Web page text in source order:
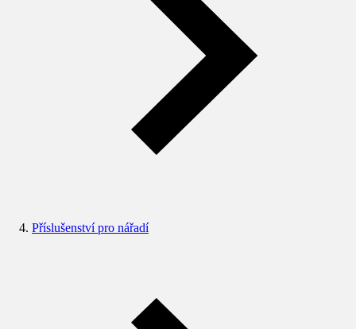
Příslušenství pro nářadí